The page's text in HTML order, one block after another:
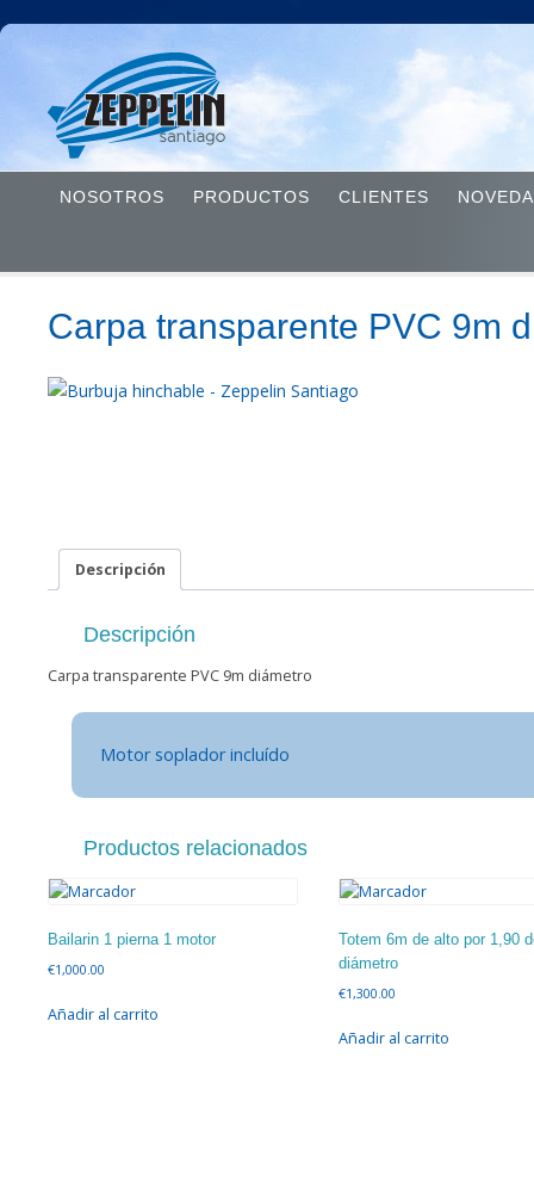
NOSOTROS PRODUCTOS CLIENTES
Carpa transparente PVC 9m
Descripción
Descripción
Carpa transparente PVC 9m diámetro
Motor soplador incluído
Productos relacionados
Bailarin 1 pierna 1 motor
€1,000.00
Añadir al carrito
Totem 6m de alto por 1,90
diámetro
€1,300.00
Añadir al carrito